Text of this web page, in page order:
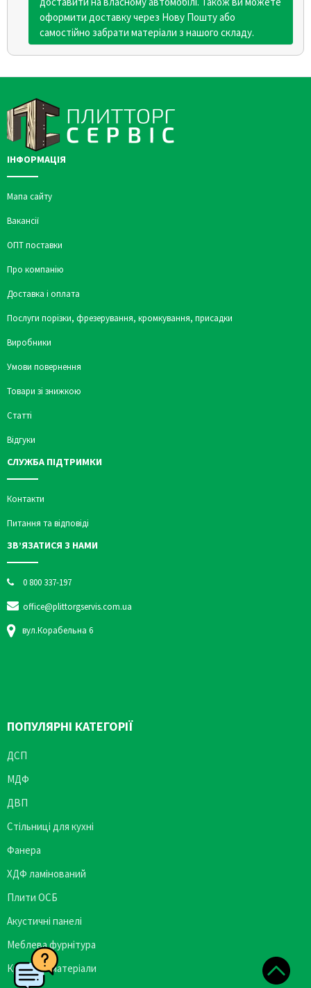
оформити доставку через Нову Пошту або
самостійно забрати матеріали з нашого складу.
ІНФОРМАЦІЯ
Мапа сайту
Вакансії
ОПТ поставки
Про компанію
Доставка і оплата
Послуги порізки, фрезерування, кромкування, присадки
Виробники
Умови повернення
Товари зі знижкою
Статті
Відгуки
СЛУЖБА ПІДТРИМКИ
Контакти
Питання та відповіді
ЗВ’ЯЗАТИСЯ З НАМИ
0 800 337-197
office@plittorgservis.com.ua
вул.Корабельна 6
ПОПУЛЯРНІ КАТЕГОРІЇ
ДСП
МДФ
ДВП
Стільниці для кухні
Фанера
ХДФ ламінований
Плити ОСБ
Акустичні панелі
Меблева фурнітура
Кромкові матеріали